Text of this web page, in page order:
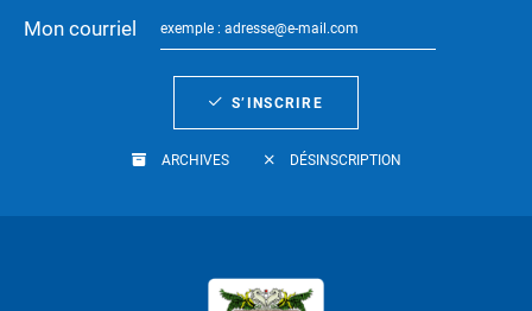
Mon courriel
S’INSCRIRE
ARCHIVES DÉSINSCRIPTION